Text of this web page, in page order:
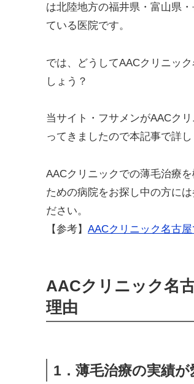
は北陸地方の福井県・富山県
ている医院です。
では、どうしてAACクリニッ
しょう？
当サイト・フサメンがAACク
ってきましたので本記事で詳し
AACクリニックでの薄毛治療
ための病院をお探し中の方に
ださい。
【参考】 AACクリニック名古
AACクリニック名
理由
1．薄毛治療の実績